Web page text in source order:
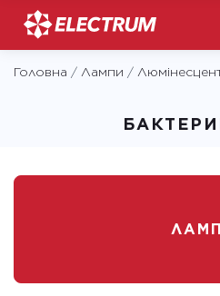
to
Головна / Лампи /